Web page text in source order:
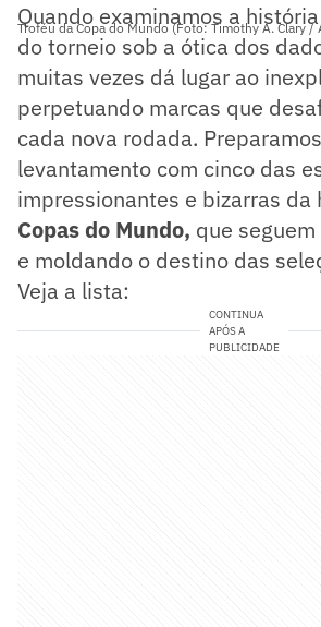
Troféu da Copa do Mundo (Foto: Timothy A. Clary /
Quando examinamos a
do torneio sob a ótica dos
muitas vezes dá lugar ao
perpetuando marcas que
cada nova rodada.
levantamento com cinco das
impressionantes e bizarras da
Copas do Mundo, que
e moldando o destino das
Veja a lista:
CONTINUA
APÓS A
PUBLICIDADE